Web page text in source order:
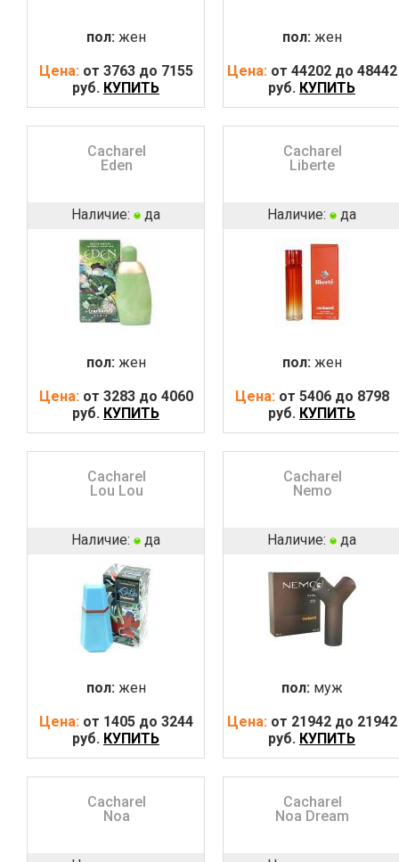
пол: жен
Цена: от 3763 до 7155
руб. КУПИТЬ
пол: жен
Цена: от 44202 до 48442
руб. КУПИТЬ
Cacharel
Eden
Наличие: да
пол: жен
Цена: от 3283 до 4060
руб. КУПИТЬ
Cacharel
Liberte
Наличие: да
пол: жен
Цена: от 5406 до 8798
руб. КУПИТЬ
Cacharel
Lou Lou
Наличие: да
пол: жен
Цена: от 1405 до 3244
руб. КУПИТЬ
Cacharel
Nemo
Наличие: да
пол: муж
Цена: от 21942 до 21942
руб. КУПИТЬ
Cacharel
Noa
Cacharel
Noa Dream